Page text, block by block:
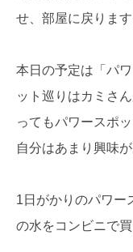
せ、部屋に戻ります
本日の予定は「パ
ット巡りはカミさ
ってもパワースポ
自分はあまり興味が
1日がかりのパワー
の水をコンビニで